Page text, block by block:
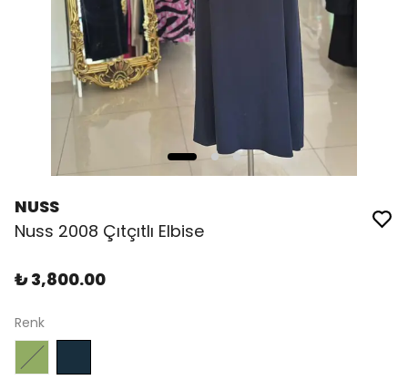
NUSS
Nuss 2008 Çıtçıtlı Elbise
₺ 3,800.00
Renk